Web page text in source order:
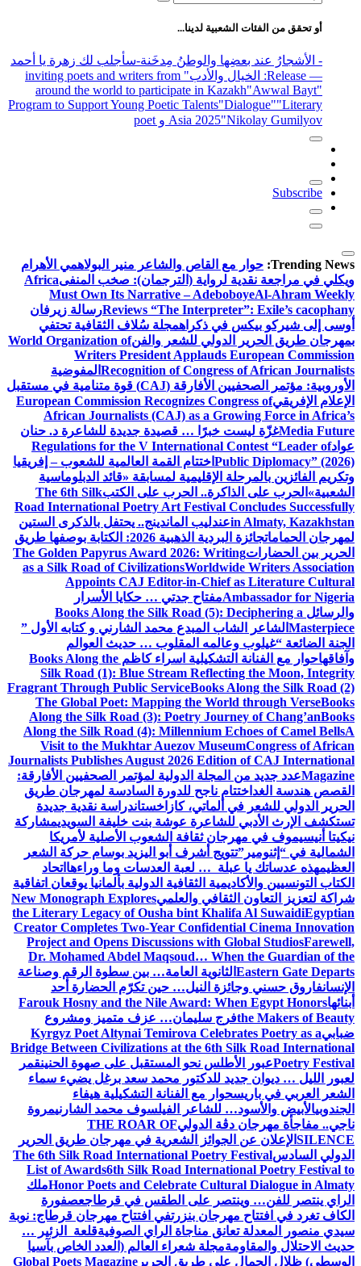
أو تحقق من الفئات الشعبية لدينا...
- الأشجارُ عند بعضِها والوطنُ مِدخَنة-سأجلب لك زهرة يا أحمد
— Release
: الخيال والأدب
" inviting poets and writers from
around the world to participate in Kazakh"Awwal Bayt"
Program to Support Young Poetic Talents"Dialogue""Literary
Asia 2025"Nikolay Gumilyov و poet
Subscribe
Trending News: حوار مع القاص والشاعر منير البولاهمي الأهرام
ويكلي في مراجعة نقدية لرواية (الترجمان): صخب المنفىAfrica
Must Own Its Narrative – AdeboboyeAl-Ahram Weekly
Reviews “The Interpreter”: Exile’s cacophanyرسالة زيرفان
أوسى إلى شيركو بيكس في ذكراهمجلة سُلاف الثقافية تحتفي
بمهرجان طريق الحرير الدولي للشعر والفنWorld Organization of
Writers President Applauds European Commission
Recognition of Congress of African Journalists المفوضية
الأوروبية: مؤتمر الصحفيين الأفارقة (CAJ) قوة متنامية في مستقبل
الإعلام الإفريقيEuropean Commission Recognizes Congress of
African Journalists (CAJ) as a Growing Force in Africa’s
Media Futureغزّة ليست خبرًا … قصيدة جديدة للشاعرة د. حنان
عوادRegulations for the V International Contest “Leader of
Public Diplomacy” (2026) اختتام القمة العالمية للشعوب – إفريقيا
وتكريم الفائزين بالمرحلة الإقليمية لمسابقة «قائد الدبلوماسية
الشعبية» الحرب على الذاكرة.. الحرب على الكتبThe 6th Silk
Road International Poetry Art Festival Concludes Successfully
in Almaty, Kazakhstanعندليب الماندينج.. يحتفل بالذكرى الستين
لمهرجان الحمامات
جائزة البردية الذهبية 2026: الكتابة بوصفها طريق
الحرير بين الحضاراتThe Golden Papyrus Award 2026: Writing
as a Silk Road of CivilizationsWorldwide Writers Association
Appoints CAJ Editor-in-Chief as Literature Cultural
Ambassador for Nigeriaمفتاح جدتي … حكايا الأسرار
والرسائل Books Along the Silk Road (5): Deciphering a
Masterpiece الشاعر الشاب المبدع محمد الشارني و كتابه الأول ”
الجنة الضائعة “غيلوب وعالمه المقلوب … حديث العوالم
وآفاقهاحوار مع الفنانة التشكيلية اسراء كاظم Books Along the
Silk Road (1): Blue Stream Reflecting the Moon, Integrity
Fragrant Through Public ServiceBooks Along the Silk Road (2)
The Global Poet: Mapping the World through VerseBooks
Along the Silk Road (3): Poetry Journey of Chang’anBooks
Along the Silk Road (4): Millennium Echoes of Camel BellsA
Visit to the Mukhtar Auezov MuseumCongress of African
Journalists Publishes August 2026 Edition of CAJ International
Magazineعدد جديد من المجلة الدولية لمؤتمر الصحفيين الأفارقة:
القصص هندسة الغد اختتام ناجح للدورة السادسة لمهرجان طريق
الحرير الدولي للشعر في ألماتي، كازاخستاندراسة نقدية جديدة
تستكشف الإرث الأدبي للشاعرة عوشة بنت خليفة السويديمشاركة
نيكيتا أنيسيموف في مهرجان ثقافة الشعوب الأصلية لأمريكا
الشمالية في “إثنومير”تتويج أشرف أبو اليزيد بوسام حركة الشعر
العظيمهذه عدساتك يا عبلة … لعبة العدسات وما وراءها اتحاد
الكتاب التونسيين والأكاديمية الثقافية الدولية بألمانيا يوقعان اتفاقية
شراكة لتعزيز التعاون الثقافي والعلميNew Monograph Explores
the Literary Legacy of Ousha bint Khalifa Al SuwaidiEgyptian
Creator Completes Two-Year Confidential Cinema Innovation
Project and Opens Discussions with Global StudiosFarewell,
Dr. Mohamed Abdel Maqsoud… When the Guardian of the
Eastern Gate Departs الثانوية العامة… بين سطوة الرقم وصناعة
الإنسانفاروق حسني وجائزة النيل… حين تكرّم الحضارة أحد
أبنائهاFarouk Hosny and the Nile Award: When Egypt Honors
the Makers of Beautyفرج سليمان… عزف متميز ومشروع
ضبابيKyrgyz Poet Altynai Temirova Celebrates Poetry as a
Bridge Between Civilizations at the 6th Silk Road International
Poetry Festivalعبور الأطلس نحو المستقبل على صهوة الحنينقمر
لعبور الليل … ديوان جديد للدكتور محمد سعد برغل يضيء سماء
الشعر العربي في باريسحوار مع الفنانة التشكيلية هيفاء
الجندوبيالأبيض والأسود… للشاعر الفيلسوف محمد الشارنيمروة
ناجي.. مفاجأة مهرجان دڨة الدوليTHE ROAR OF
SILENCE الإعلان عن الجوائز الشعرية في مهرجان طريق الحرير
الدولي السادسThe 6th Silk Road International Poetry Festival
List of Awards6th Silk Road International Poetry Festival to
Honor Poets and Celebrate Cultural Dialogue in Almatyملك
الراي ينتصر للفن… وينتصر على الطقس في قرطاجعصفورة
الكاف تغرد في افتتاح مهرجان بنزرتفي افتتاح مهرجان قرطاج: نوبة
سيدي منصور المعدلة تعانق مناجاة الراي الصوفيةقلعة الزئير …
حديث الاحتلال والمقاومةمجلة شعراء العالم (العدد الخاص بآسيا
الوسطى) ظلال الجِمال على طريق الحرير Global Poets Magazine